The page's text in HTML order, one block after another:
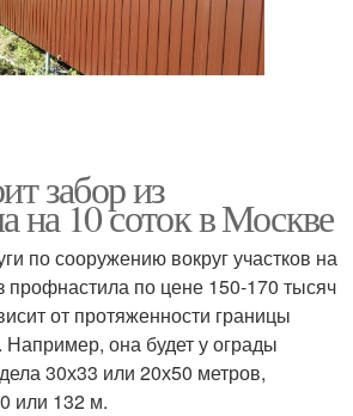
забор из
на 10 соток в Москве
по сооружению вокруг участков на
профнастила по цене 150-170 тысяч
от протяженности границы
она будет у ограды
30х33 или 20х50 метров,
или 132 м.